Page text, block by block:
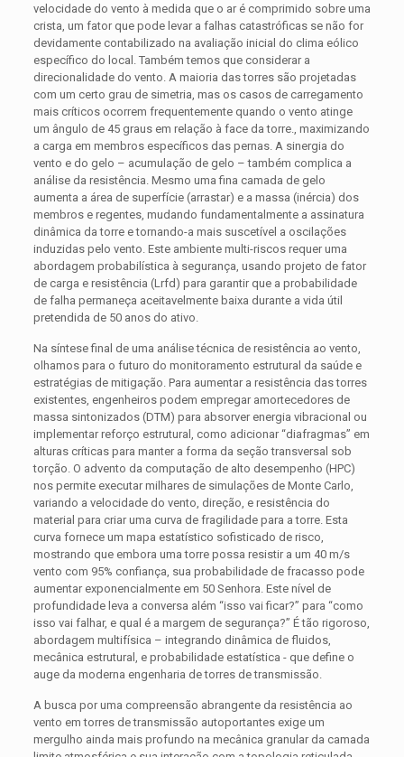
velocidade do vento à medida que o ar é comprimido sobre uma
crista, um fator que pode levar a falhas catastróficas se não for
devidamente contabilizado na avaliação inicial do clima eólico
específico do local. Também temos que considerar a
direcionalidade do vento. A maioria das torres são projetadas
com um certo grau de simetria, mas os casos de carregamento
mais críticos ocorrem frequentemente quando o vento atinge
um ângulo de 45 graus em relação à face da torre., maximizando
a carga em membros específicos das pernas. A sinergia do
vento e do gelo – acumulação de gelo – também complica a
análise da resistência. Mesmo uma fina camada de gelo
aumenta a área de superfície (arrastar) e a massa (inércia) dos
membros e regentes, mudando fundamentalmente a assinatura
dinâmica da torre e tornando-a mais suscetível a oscilações
induzidas pelo vento. Este ambiente multi-riscos requer uma
abordagem probabilística à segurança, usando projeto de fator
de carga e resistência (Lrfd) para garantir que a probabilidade
de falha permaneça aceitavelmente baixa durante a vida útil
pretendida de 50 anos do ativo.
Na síntese final de uma análise técnica de resistência ao vento,
olhamos para o futuro do monitoramento estrutural da saúde e
estratégias de mitigação. Para aumentar a resistência das torres
existentes, engenheiros podem empregar amortecedores de
massa sintonizados (DTM) para absorver energia vibracional ou
implementar reforço estrutural, como adicionar “diafragmas” em
alturas críticas para manter a forma da seção transversal sob
torção. O advento da computação de alto desempenho (HPC)
nos permite executar milhares de simulações de Monte Carlo,
variando a velocidade do vento, direção, e resistência do
material para criar uma curva de fragilidade para a torre. Esta
curva fornece um mapa estatístico sofisticado de risco,
mostrando que embora uma torre possa resistir a um 40 m/s
vento com 95% confiança, sua probabilidade de fracasso pode
aumentar exponencialmente em 50 Senhora. Este nível de
profundidade leva a conversa além “isso vai ficar?” para “como
isso vai falhar, e qual é a margem de segurança?” É tão rigoroso,
abordagem multifísica – integrando dinâmica de fluidos,
mecânica estrutural, e probabilidade estatística - que define o
auge da moderna engenharia de torres de transmissão.
A busca por uma compreensão abrangente da resistência ao
vento em torres de transmissão autoportantes exige um
mergulho ainda mais profundo na mecânica granular da camada